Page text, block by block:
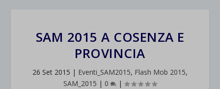
SAM 2015 A COSENZA E
PROVINCIA
26 Set 2015 | Eventi_SAM2015, Flash Mob 2015,
SAM_2015 | 0 |